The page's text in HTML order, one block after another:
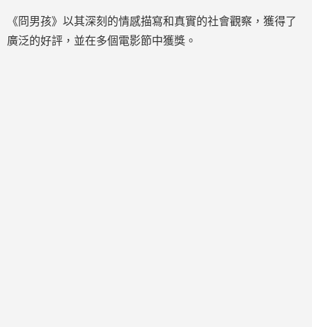
《冏男孩》以其深刻的情感描寫和真實的社會觀察，獲得了
廣泛的好評，並在多個電影節中獲獎。